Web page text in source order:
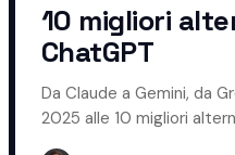
10 migliori
ChatGPT
Da Claude a Gemini, da
2025 alle 10 migliori